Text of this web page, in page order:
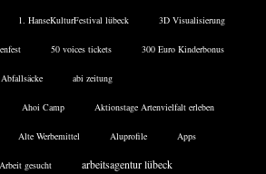
1. HanseKulturFestival lübeck 3D Visualisierung
50 voices tickets 300 Euro Kinderbonus
Abfallsäcke abi zeitung
Ahoi Camp Aktionstage Artenvielfalt erleben
Alte Werbemittel Aluprofile Apps
Arbeit gesucht arbeitsagentur lübeck